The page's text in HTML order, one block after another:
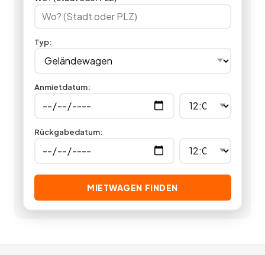
in unserer Autovermietung günstig einen Geländewagen
mieten.11Angebotedeutschlandweit.
Typ:
Anmietdatum:
Rückgabedatum:
MIETWAGEN FINDEN